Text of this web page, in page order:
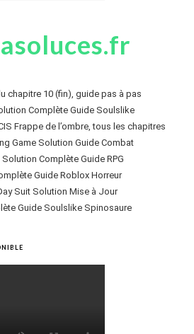
chapitre 10 (fin), guide pas à pas
Complète Guide Soulslike
Frappe de l’ombre, tous les chapitres
Game Solution Guide Combat
Complète Guide RPG
Guide Roblox Horreur
Suit Solution Mise à Jour
Guide Soulslike Spinosaure